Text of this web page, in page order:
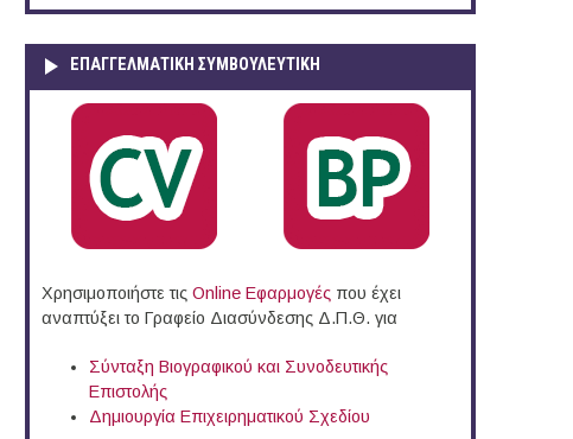
ΕΠΑΓΓΕΛΜΑΤΙΚΉ ΣΥΜΒΟΥΛΕΥΤΙΚΉ
Χρησιμοποιήστε τις Online Eφαρμογές που έχει
αναπτύξει το Γραφείο Διασύνδεσης Δ.Π.Θ. για
Σύνταξη Βιογραφικού και Συνοδευτικής
Επιστολής
Δημιουργία Επιχειρηματικού Σχεδίου